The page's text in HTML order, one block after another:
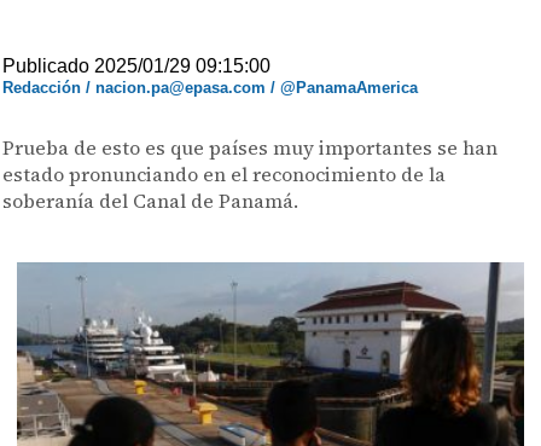
Publicado 2025/01/29 09:15:00
Redacción / nacion.pa@epasa.com / @PanamaAmerica
Prueba de esto es que países muy importantes se han
estado pronunciando en el reconocimiento de la
soberanía del Canal de Panamá.